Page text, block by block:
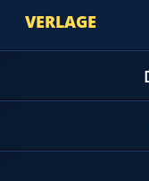
VERLAGE